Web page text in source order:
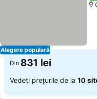
Alegere populară
Din 831 lei
Vedeți prețurile de la 10